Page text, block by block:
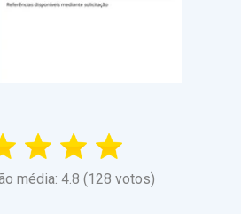
média: 4.8 (128 votos)